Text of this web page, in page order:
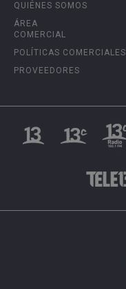
QUIÉNES SOMOS
ÁREA
COMERCIAL
POLÍTICAS COMERCIALES
PROVEEDORES